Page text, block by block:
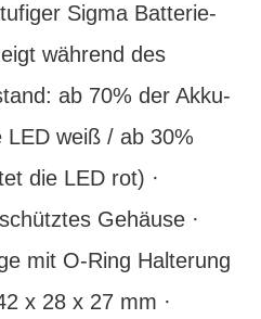
Sigma Batterie-
während des
ab 70% der Akku-
LED weiß / ab 30%
die LED rot) ·
Gehäuse ·
mit O-Ring Halterung
x 28 x 27 mm ·